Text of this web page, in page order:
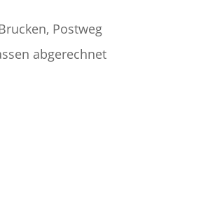
Postweg
abgerechnet